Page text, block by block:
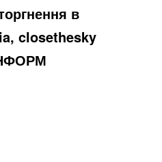
в
closethesky